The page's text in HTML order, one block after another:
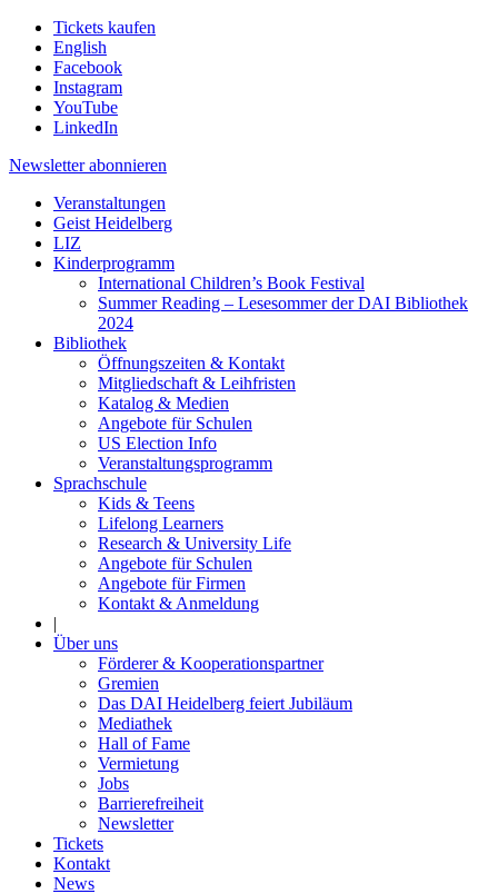
Tickets kaufen
English
Facebook
Instagram
YouTube
LinkedIn
Newsletter abonnieren
Veranstaltungen
Geist Heidelberg
LIZ
Kinderprogramm
International Children’s Book Festival
Summer Reading – Lesesommer der DAI Bibliothek
2024
Bibliothek
Öffnungszeiten & Kontakt
Mitgliedschaft & Leihfristen
Katalog & Medien
Angebote für Schulen
US Election Info
Veranstaltungsprogramm
Sprachschule
Kids & Teens
Lifelong Learners
Research & University Life
Angebote für Schulen
Angebote für Firmen
Kontakt & Anmeldung
|
Über uns
Förderer & Kooperationspartner
Gremien
Das DAI Heidelberg feiert Jubiläum
Mediathek
Hall of Fame
Vermietung
Jobs
Barrierefreiheit
Newsletter
Tickets
Kontakt
News